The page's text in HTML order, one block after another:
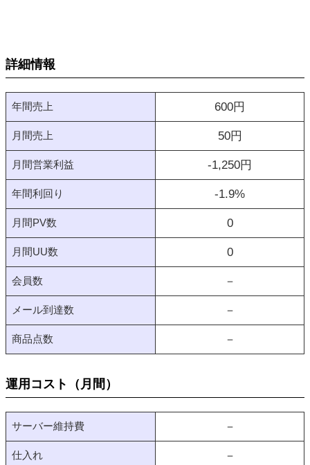
詳細情報
年間売上 600円
月間売上 50円
月間営業利益 -1,250円
年間利回り -1.9%
月間PV数 0
月間UU数 0
会員数 －
メール到達数 －
商品点数 －
運用コスト（月間）
サーバー維持費 －
仕入れ －